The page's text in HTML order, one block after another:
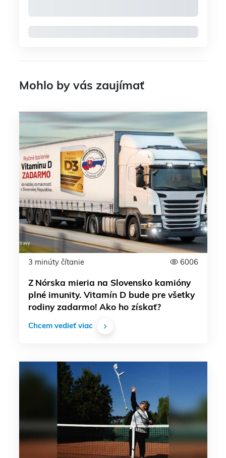
Mohlo by vás zaujímať
3 minúty čítanie 6006
Z Nórska mieria na Slovensko kamióny
plné imunity. Vitamín D bude pre všetky
rodiny zadarmo! Ako ho získať?
Chcem vedieť viac